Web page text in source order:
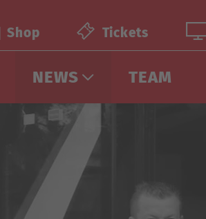
Shop Tickets
NEWS TEAM